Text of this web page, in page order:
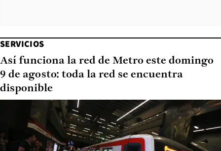
SERVICIOS
Así funciona la red de Metro este domingo
9 de agosto: toda la red se encuentra
disponible